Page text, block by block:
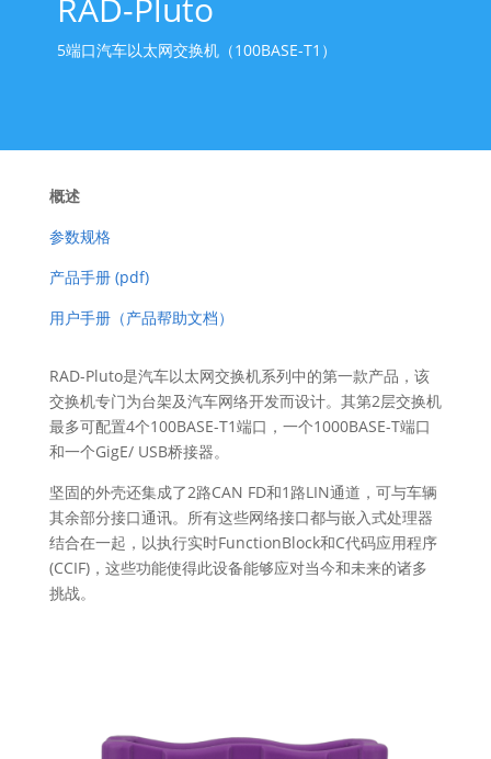
RAD-Pluto
5端口汽车以太网交换机（100BASE-T1）
概述
参数规格
产品手册 (pdf)
用户手册（产品帮助文档）
RAD-Pluto是汽车以太网交换机系列中的第一款产品，该
交换机专门为台架及汽车网络开发而设计。其第2层交换机
最多可配置4个100BASE-T1端口，一个1000BASE-T端口
和一个GigE/ USB桥接器。
坚固的外壳还集成了2路CAN FD和1路LIN通道，可与车辆
其余部分接口通讯。所有这些网络接口都与嵌入式处理器
结合在一起，以执行实时FunctionBlock和C代码应用程序
(CCIF)，这些功能使得此设备能够应对当今和未来的诸多
挑战。